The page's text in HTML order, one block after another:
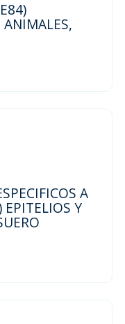
ANIMALES,
A
EPITELIOS Y